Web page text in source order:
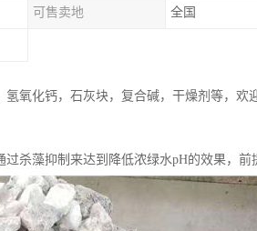
可售卖地 全国
氧化钙，石灰块，复合碱，干燥剂等，欢
杀藻抑制来达到降低浓绿水pH的效果，前